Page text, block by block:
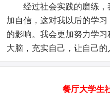
经过社会实践的磨练，
加自信，这对我以后的学
的影响。我会更加努力学
大脑，充实自己，让自己的
餐厅大学生